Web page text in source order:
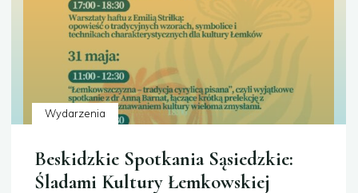
Wydarzenia
Beskidzkie Spotkania Sąsiedzkie:
Śladami Kultury Łemkowskiej